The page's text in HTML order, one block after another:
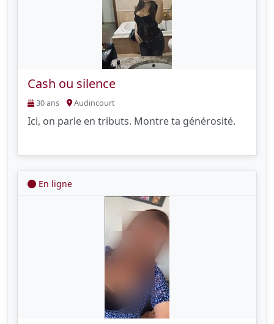
Cash ou silence
30 ans Audincourt
Ici, on parle en tributs. Montre ta générosité.
En ligne